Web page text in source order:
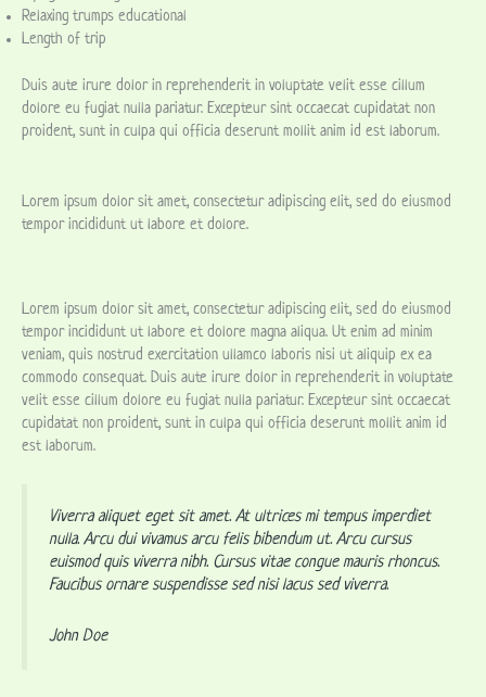
Relaxing trumps educational
Length of trip
Duis aute irure dolor in reprehenderit in voluptate velit esse cillum
dolore eu fugiat nulla pariatur. Excepteur sint occaecat cupidatat non
proident, sunt in culpa qui officia deserunt mollit anim id est laborum.
Lorem ipsum dolor sit amet, consectetur adipiscing elit, sed do eiusmod
tempor incididunt ut labore et dolore.
Lorem ipsum dolor sit amet, consectetur adipiscing elit, sed do eiusmod
tempor incididunt ut labore et dolore magna aliqua. Ut enim ad minim
veniam, quis nostrud exercitation ullamco laboris nisi ut aliquip ex ea
commodo consequat. Duis aute irure dolor in reprehenderit in voluptate
velit esse cillum dolore eu fugiat nulla pariatur. Excepteur sint occaecat
cupidatat non proident, sunt in culpa qui officia deserunt mollit anim id
est laborum.
Viverra aliquet eget sit amet. At ultrices mi tempus imperdiet
nulla. Arcu dui vivamus arcu felis bibendum ut. Arcu cursus
euismod quis viverra nibh. Cursus vitae congue mauris rhoncus.
Faucibus ornare suspendisse sed nisi lacus sed viverra.
John Doe